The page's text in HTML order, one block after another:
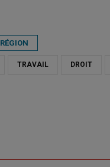
RÉGION
TRAVAIL DROIT